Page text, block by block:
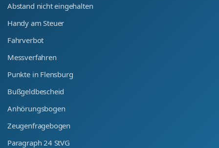
Abstand nicht eingehalten
Handy am Steuer
Fahrverbot
Messverfahren
Punkte in Flensburg
Bußgeldbescheid
Anhörungsbogen
Zeugenfragebogen
Paragraph 24 StVG